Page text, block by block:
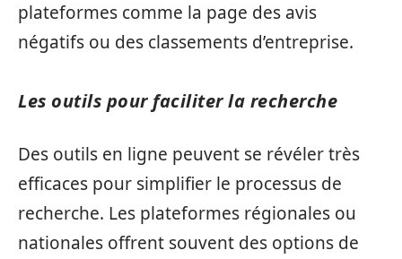
plateformes comme la page des avis
négatifs ou des classements d’entreprise.
Les outils pour faciliter la recherche
Des outils en ligne peuvent se révéler très
efficaces pour simplifier le processus de
recherche. Les plateformes régionales ou
nationales offrent souvent des options de